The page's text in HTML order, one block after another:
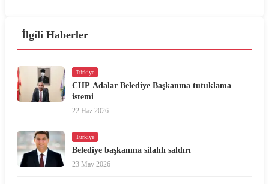
İlgili Haberler
Türkiye
CHP Adalar Belediye Başkanına tutuklama
istemi
22 Haz 2026
Türkiye
Belediye başkanına silahlı saldırı
23 May 2026